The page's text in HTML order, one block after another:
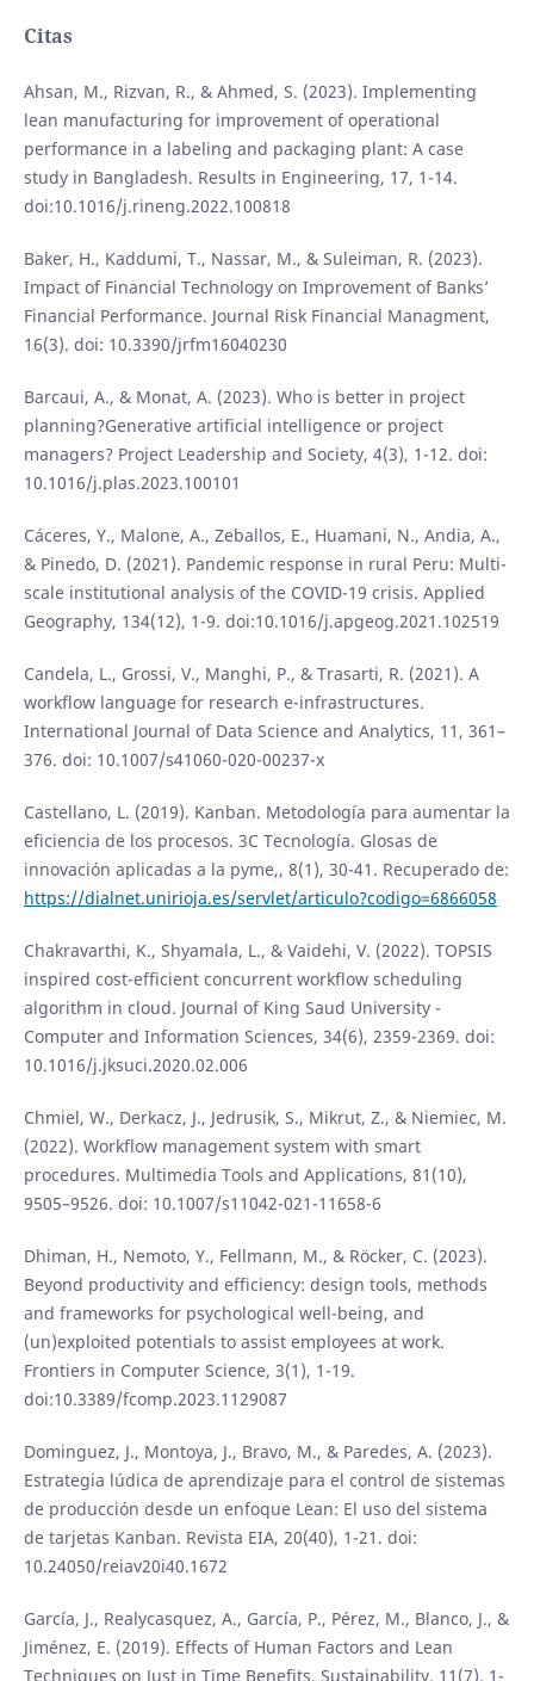
Citas
Ahsan, M., Rizvan, R., & Ahmed, S. (2023). Implementing
lean manufacturing for improvement of operational
performance in a labeling and packaging plant: A case
study in Bangladesh. Results in Engineering, 17, 1-14.
doi:10.1016/j.rineng.2022.100818
Baker, H., Kaddumi, T., Nassar, M., & Suleiman, R. (2023).
Impact of Financial Technology on Improvement of Banks’
Financial Performance. Journal Risk Financial Managment,
16(3). doi: 10.3390/jrfm16040230
Barcaui, A., & Monat, A. (2023). Who is better in project
planning?Generative artificial intelligence or project
managers? Project Leadership and Society, 4(3), 1-12. doi:
10.1016/j.plas.2023.100101
Cáceres, Y., Malone, A., Zeballos, E., Huamani, N., Andia, A.,
& Pinedo, D. (2021). Pandemic response in rural Peru: Multi-
scale institutional analysis of the COVID-19 crisis. Applied
Geography, 134(12), 1-9. doi:10.1016/j.apgeog.2021.102519
Candela, L., Grossi, V., Manghi, P., & Trasarti, R. (2021). A
workflow language for research e-infrastructures.
International Journal of Data Science and Analytics, 11, 361–
376. doi: 10.1007/s41060-020-00237-x
Castellano, L. (2019). Kanban. Metodología para aumentar la
eficiencia de los procesos. 3C Tecnología. Glosas de
innovación aplicadas a la pyme,, 8(1), 30-41. Recuperado de:
https://dialnet.unirioja.es/servlet/articulo?codigo=6866058
Chakravarthi, K., Shyamala, L., & Vaidehi, V. (2022). TOPSIS
inspired cost-efficient concurrent workflow scheduling
algorithm in cloud. Journal of King Saud University -
Computer and Information Sciences, 34(6), 2359-2369. doi:
10.1016/j.jksuci.2020.02.006
Chmiel, W., Derkacz, J., Jedrusik, S., Mikrut, Z., & Niemiec, M.
(2022). Workflow management system with smart
procedures. Multimedia Tools and Applications, 81(10),
9505–9526. doi: 10.1007/s11042-021-11658-6
Dhiman, H., Nemoto, Y., Fellmann, M., & Röcker, C. (2023).
Beyond productivity and efficiency: design tools, methods
and frameworks for psychological well-being, and
(un)exploited potentials to assist employees at work.
Frontiers in Computer Science, 3(1), 1-19.
doi:10.3389/fcomp.2023.1129087
Dominguez, J., Montoya, J., Bravo, M., & Paredes, A. (2023).
Estrategia lúdica de aprendizaje para el control de sistemas
de producción desde un enfoque Lean: El uso del sistema
de tarjetas Kanban. Revista EIA, 20(40), 1-21. doi:
10.24050/reiav20i40.1672
García, J., Realycasquez, A., García, P., Pérez, M., Blanco, J., &
Jiménez, E. (2019). Effects of Human Factors and Lean
Techniques on Just in Time Benefits. Sustainability, 11(7), 1-